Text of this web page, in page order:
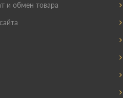
и обмен товара